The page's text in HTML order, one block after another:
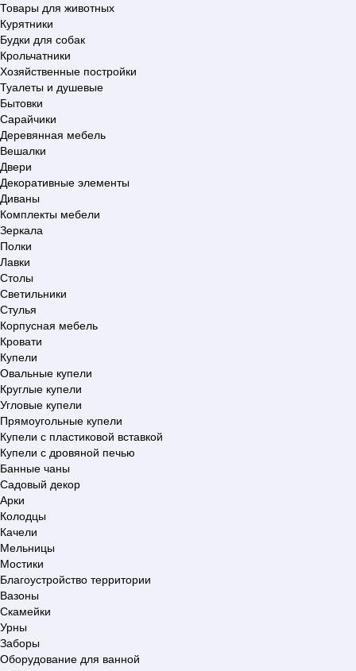
Товары для животных
Курятники
Будки для собак
Крольчатники
Хозяйственные постройки
Туалеты и душевые
Бытовки
Сарайчики
Деревянная мебель
Вешалки
Двери
Декоративные элементы
Диваны
Комплекты мебели
Зеркала
Полки
Лавки
Столы
Светильники
Стулья
Корпусная мебель
Кровати
Купели
Овальные купели
Круглые купели
Угловые купели
Прямоугольные купели
Купели с пластиковой вставкой
Купели с дровяной печью
Банные чаны
Садовый декор
Арки
Колодцы
Качели
Мельницы
Мостики
Благоустройство территории
Вазоны
Скамейки
Урны
Заборы
Оборудование для ванной